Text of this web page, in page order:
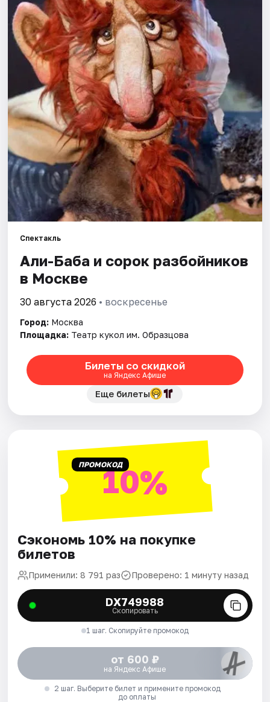
Города
Площадки
Артисты
Рейтинги
Спектакль
Али-Баба и сорок разбойников
в Москве
30 августа 2026 • воскресенье
Город: Москва
Площадка: Театр кукол им. Образцова
Билеты со скидкой
на Яндекс Афише
Еще билеты
ПРОМОКОД10%
Сэкономь 10% на покупке
билетов
Применили: 8 791 раз Проверено: 1 минуту назад
DX749988
Скопировать
1 шаг. Скопируйте промокод
от 600 ₽
на Яндекс Афише
2 шаг. Выберите билет и примените промокод
до оплаты